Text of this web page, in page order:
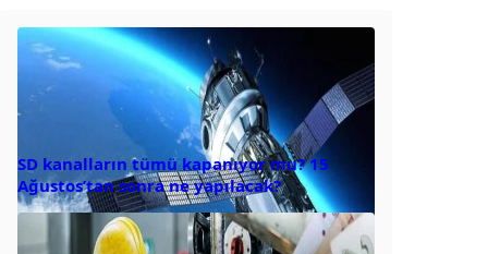
SD kanalların tümü kapanıyor mu? 15
Ağustos’tan sonra ne yapılacak?